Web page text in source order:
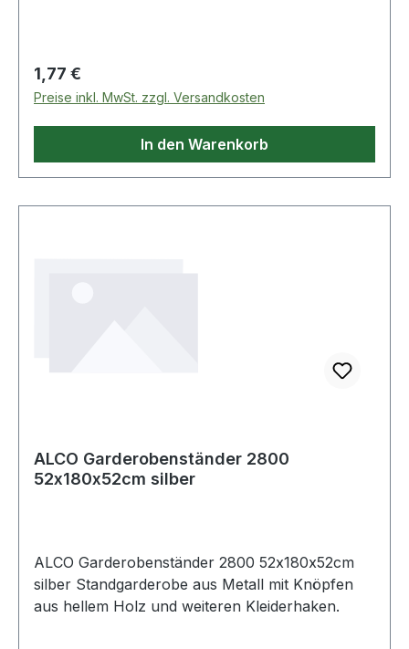
Regulärer Preis:
1,77 €
Preise inkl. MwSt. zzgl. Versandkosten
In den Warenkorb
ALCO Garderobenständer 2800
52x180x52cm silber
ALCO Garderobenständer 2800 52x180x52cm
silber Standgarderobe aus Metall mit Knöpfen
aus hellem Holz und weiteren Kleiderhaken.